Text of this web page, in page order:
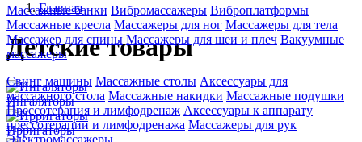
Массажные банки Вибромассажеры Виброплатформы
Массажные кресла Массажеры для ног Массажеры для тела
Массажер для спины Массажеры для шеи и плеч Вакуумные
массажеры
Свинг машины Массажные столы Аксессуары для
массажного стола Массажные накидки Массажные подушки
Прессотерапия и лимфодренаж Аксессуары к аппарату
прессотерапии и лимфодренажа Массажеры для рук
Электромассажеры
Главная
Детские товары
Ингаляторы
Ирригаторы